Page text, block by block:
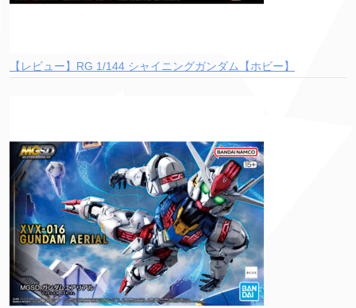
【レビュー】RG 1/144 シャイニングガンダム【ホビー】